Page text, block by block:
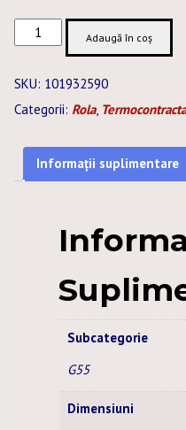
Cantitate
TUB
25,4
/12,7
GALBEN
ROLA
Adaugă în coș
SKU: 101932590
Categorii: Rola,
Informații suplimentare
Subcategorie
G55
Dimensiuni